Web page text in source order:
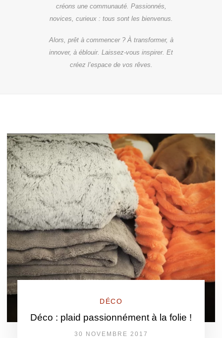
créons une communauté. Passionnés,
novices, curieux : tous sont les bienvenus.
Alors, prêt à commencer ? À transformer, à
innover, à éblouir. Laissez-vous inspirer. Et
créez l’espace de vos rêves.
DÉCO
Déco : plaid passionnément à la folie !
30 NOVEMBRE 2017